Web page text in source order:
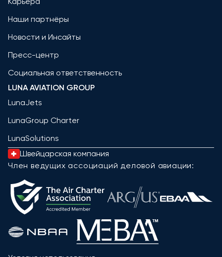
Наши партнёры
Новости и Инсайты
Пресс-центр
Социальная ответственность
LUNA AVIATION GROUP
LunaJets
LunaGroup Charter
LunaSolutions
Швейцарская компания
Член ведущих ассоциаций деловой авиации: